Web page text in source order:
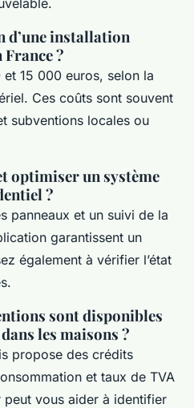
d’une installation
?
15 000 euros, selon la
Ces coûts sont souvent
subventions locales ou
optimiser un système
?
panneaux et un suivi de la
garantissent un
également à vérifier l’état
sont disponibles
les maisons ?
propose des crédits
et taux de TVA
peut vous aider à identifier